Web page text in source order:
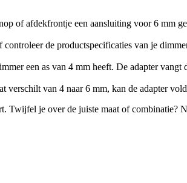
of afdekfrontje een aansluiting voor 6 mm
de productspecificaties van je
een as van 4 mm heeft. De adapter vangt
verschilt van 4 naar 6 mm, kan de adapter
je over de juiste maat of combinatie?